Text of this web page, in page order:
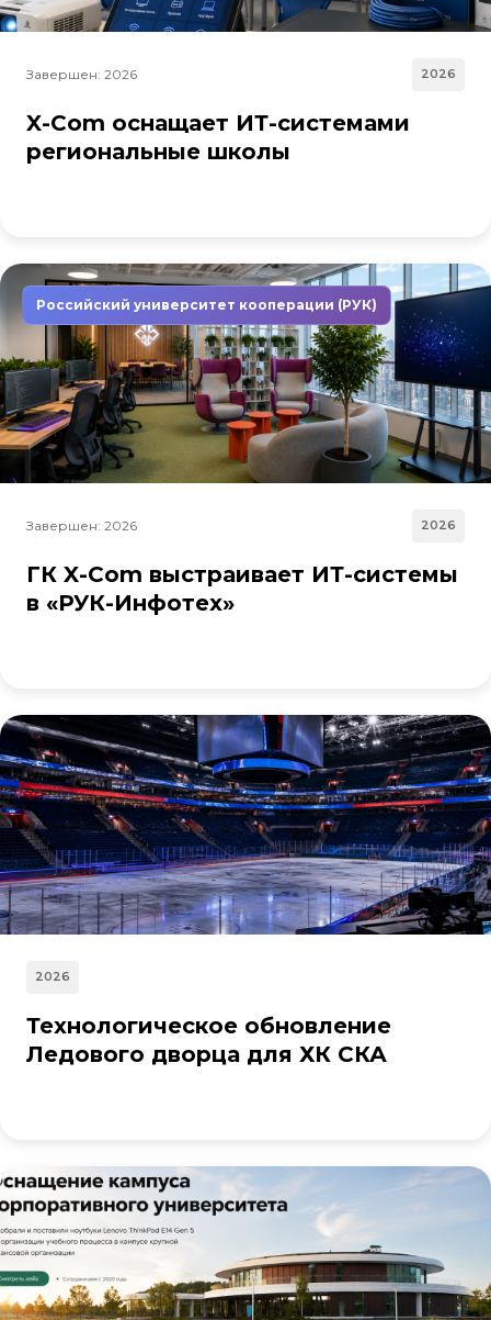
Завершен: 2026 2026
X-Com оснащает ИТ-системами
региональные школы
Российский университет кооперации (РУК)
Завершен: 2026 2026
ГК X-Com выстраивает ИТ-системы
в «РУК-Инфотех»
2026
Технологическое обновление
Ледового дворца для ХК СКА